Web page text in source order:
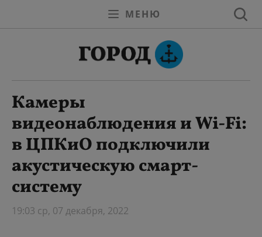
МЕНЮ
Камеры
видеонаблюдения и Wi-Fi:
в ЦПКиО подключили
акустическую смарт-
систему
19:03 ср, 07 декабря, 2022